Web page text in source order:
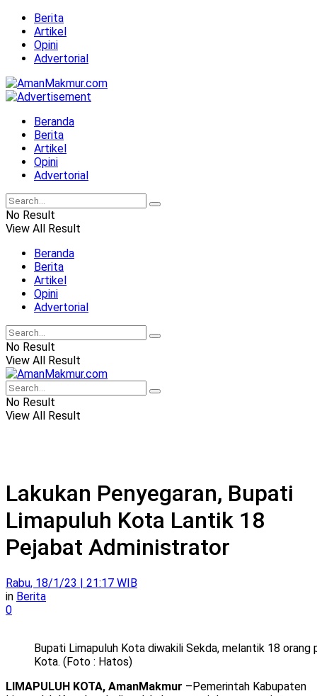
Berita
Artikel
Opini
Advertorial
Beranda
Berita
Artikel
Opini
Advertorial
No Result
View All Result
Beranda
Berita
Artikel
Opini
Advertorial
No Result
View All Result
No Result
View All Result
Lakukan Penyegaran, Bupati
Limapuluh Kota Lantik 18
Pejabat Administrator
Rabu, 18/1/23 | 21:17 WIB
in Berita
0
Bupati Limapuluh Kota diwakili Sekda, melantik 18
Kota. (Foto : Hatos)
LIMAPULUH KOTA, AmanMakmur –Pemerintah Kabupaten